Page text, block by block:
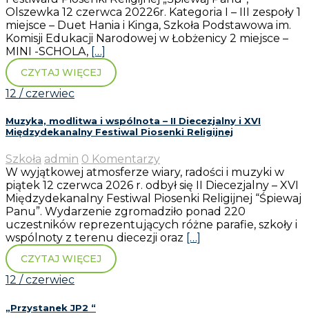
Olszewka 12 czerwca 20226r. Kategoria I – III zespoły 1
miejsce – Duet Hania i Kinga, Szkoła Podstawowa im.
Komisji Edukacji Narodowej w Łobżenicy 2 miejsce –
MINI -SCHOLA, […]
CZYTAJ WIĘCEJ
12 / czerwiec
Muzyka, modlitwa i wspólnota – II Diecezjalny i XVI
Międzydekanalny Festiwal Piosenki Religijnej
Szkoła admin 0 Komentarzy
W wyjątkowej atmosferze wiary, radości i muzyki w
piątek 12 czerwca 2026 r. odbył się II Diecezjalny – XVI
Międzydekanalny Festiwal Piosenki Religijnej “Śpiewaj
Panu”. Wydarzenie zgromadziło ponad 220
uczestników reprezentujących różne parafie, szkoły i
wspólnoty z terenu diecezji oraz […]
CZYTAJ WIĘCEJ
12 / czerwiec
„Przystanek JP2 “